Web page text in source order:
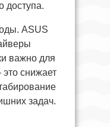
доступа.
ASUS
важно для
снижает
задач.